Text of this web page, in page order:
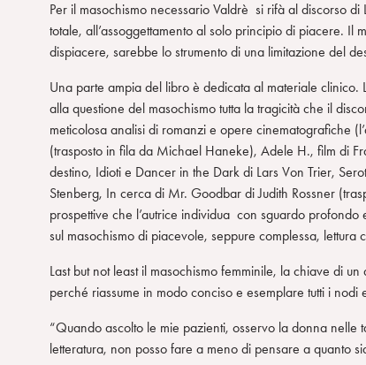
Per il masochismo necessario Valdrè si rifà al discorso
totale, all’assoggettamento al solo principio di piacere. Il
dispiacere, sarebbe lo strumento di una limitazione del
Una parte ampia del libro è dedicata al materiale clinico.
alla questione del masochismo tutta la tragicità che il
meticolosa analisi di romanzi e opere cinematografiche
(trasposto in fila da Michael Haneke), Adele H., film di
destino, Idioti e Dancer in the Dark di Lars Von Trier,
Stenberg, In cerca di Mr. Goodbar di Judith Rossner
prospettive che l’autrice individua con sguardo
sul masochismo di piacevole, seppure complessa, lettura
Last but not least il masochismo femminile, la chiave di
perché riassume in modo conciso e esemplare tutti i nodi
“Quando ascolto le mie pazienti, osservo la donna nelle
letteratura, non posso fare a meno di pensare a quanto